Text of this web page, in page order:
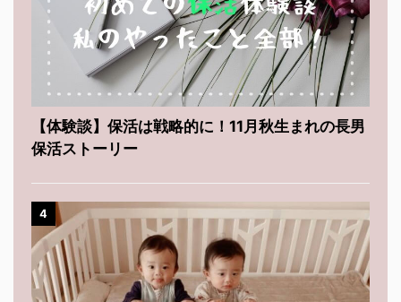
【体験談】保活は戦略的に！11月秋生まれの長男
保活ストーリー
4